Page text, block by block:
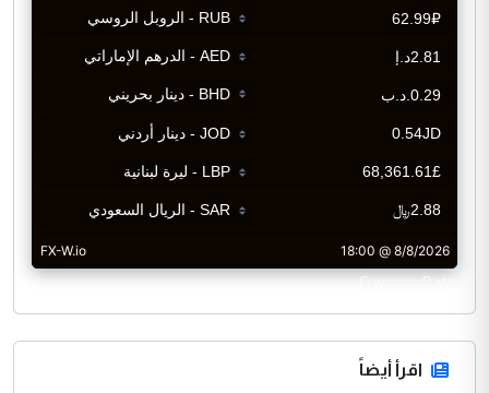
CurrencyRate
اقرأ أيضاً